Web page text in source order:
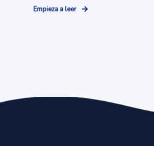
Empieza a leer